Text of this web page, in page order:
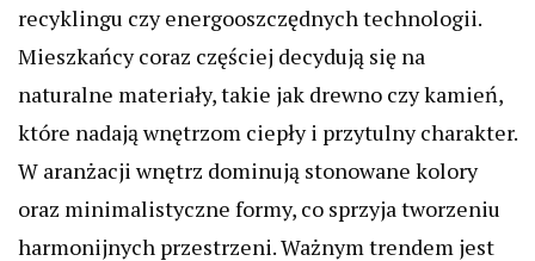
recyklingu czy energooszczędnych technologii.
Mieszkańcy coraz częściej decydują się na
naturalne materiały, takie jak drewno czy kamień,
które nadają wnętrzom ciepły i przytulny charakter.
W aranżacji wnętrz dominują stonowane kolory
oraz minimalistyczne formy, co sprzyja tworzeniu
harmonijnych przestrzeni. Ważnym trendem jest